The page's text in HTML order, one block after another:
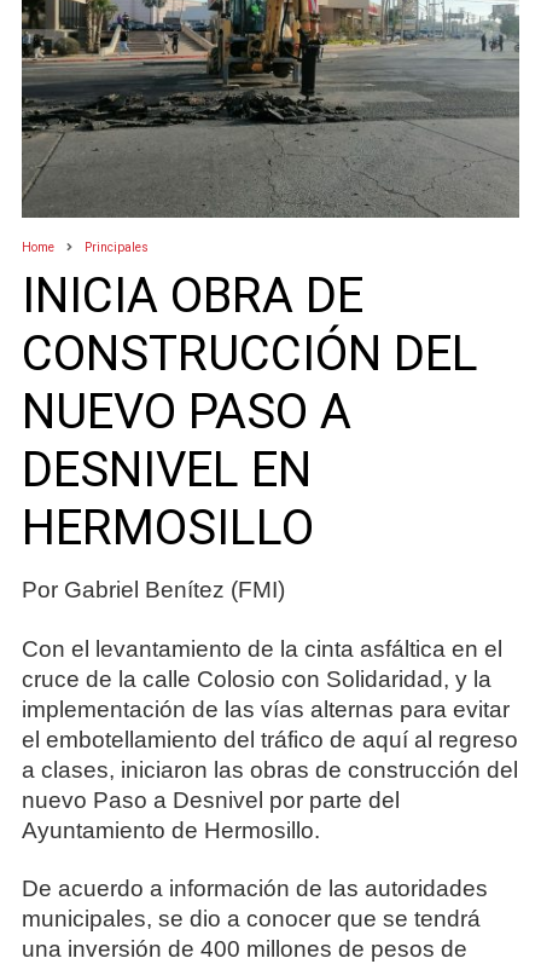
Home Principales
INICIA OBRA DE
CONSTRUCCIÓN DEL
NUEVO PASO A
DESNIVEL EN
HERMOSILLO
Por Gabriel Benítez (FMI)
Con el levantamiento de la cinta asfáltica en el
cruce de la calle Colosio con Solidaridad, y la
implementación de las vías alternas para evitar
el embotellamiento del tráfico de aquí al regreso
a clases, iniciaron las obras de construcción del
nuevo Paso a Desnivel por parte del
Ayuntamiento de Hermosillo.
De acuerdo a información de las autoridades
municipales, se dio a conocer que se tendrá
una inversión de 400 millones de pesos de